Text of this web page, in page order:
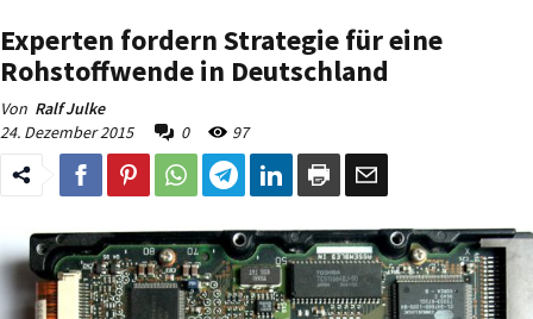
Experten fordern Strategie für eine
Rohstoffwende in Deutschland
Von Ralf Julke
24. Dezember 2015
0 97